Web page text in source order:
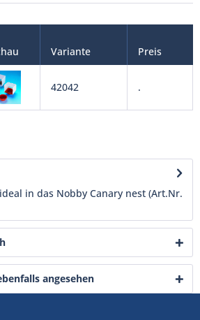
Variante Preis
42042 .
in das Nobby Canary nest (Art.Nr.
angesehen